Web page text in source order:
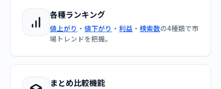
各種ランキング
値上がり ・ 値下がり ・ 利益 ・ 検索数の4種類で市
場トレンドを把握。
まとめ比較機能